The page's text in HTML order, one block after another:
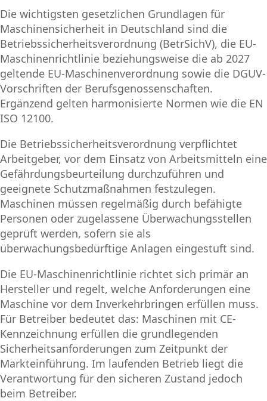
Die wichtigsten gesetzlichen Grundlagen für
Maschinensicherheit in Deutschland sind die
Betriebssicherheitsverordnung (BetrSichV), die EU-
Maschinenrichtlinie beziehungsweise die ab 2027
geltende EU-Maschinenverordnung sowie die DGUV-
Vorschriften der Berufsgenossenschaften.
Ergänzend gelten harmonisierte Normen wie die EN
ISO 12100.
Die Betriebssicherheitsverordnung verpflichtet
Arbeitgeber, vor dem Einsatz von Arbeitsmitteln eine
Gefährdungsbeurteilung durchzuführen und
geeignete Schutzmaßnahmen festzulegen.
Maschinen müssen regelmäßig durch befähigte
Personen oder zugelassene Überwachungsstellen
geprüft werden, sofern sie als
überwachungsbedürftige Anlagen eingestuft sind.
Die EU-Maschinenrichtlinie richtet sich primär an
Hersteller und regelt, welche Anforderungen eine
Maschine vor dem Inverkehrbringen erfüllen muss.
Für Betreiber bedeutet das: Maschinen mit CE-
Kennzeichnung erfüllen die grundlegenden
Sicherheitsanforderungen zum Zeitpunkt der
Markteinführung. Im laufenden Betrieb liegt die
Verantwortung für den sicheren Zustand jedoch
beim Betreiber.